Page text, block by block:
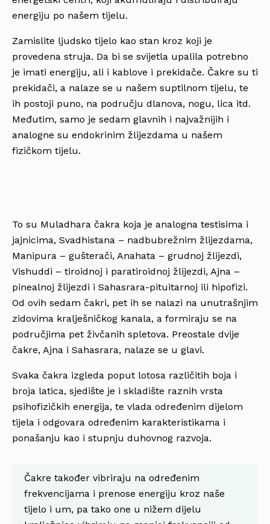
energiju po našem tijelu.
Zamislite ljudsko tijelo kao stan kroz koji je
provedena struja. Da bi se svijetla upalila potrebno
je imati energiju, ali i kablove i prekidače. Čakre su ti
prekidači, a nalaze se u našem suptilnom tijelu, te
ih postoji puno, na području dlanova, nogu, lica itd.
Međutim, samo je sedam glavnih i najvažnijih i
analogne su endokrinim žlijezdama u našem
fizičkom tijelu.
To su Muladhara čakra koja je analogna testisima i
jajnicima, Svadhistana – nadbubrežnim žlijezdama,
Manipura – gušterači, Anahata – grudnoj žlijezdi,
Vishuddi – tiroidnoj i paratiroidnoj žlijezdi, Ajna –
pinealnoj žlijezdi i Sahasrara-pituitarnoj ili hipofizi.
Od ovih sedam čakri, pet ih se nalazi na unutrašnjim
zidovima kralješničkog kanala, a formiraju se na
područjima pet živčanih spletova. Preostale dvije
čakre, Ajna i Sahasrara, nalaze se u glavi.
Svaka čakra izgleda poput lotosa različitih boja i
broja latica, sjedište je i skladište raznih vrsta
psihofizičkih energija, te vlada određenim dijelom
tijela i odgovara određenim karakteristikama i
ponašanju kao i stupnju duhovnog razvoja.
Čakre također vibriraju na određenim
frekvencijama i prenose energiju kroz naše
tijelo i um, pa tako one u nižem dijelu